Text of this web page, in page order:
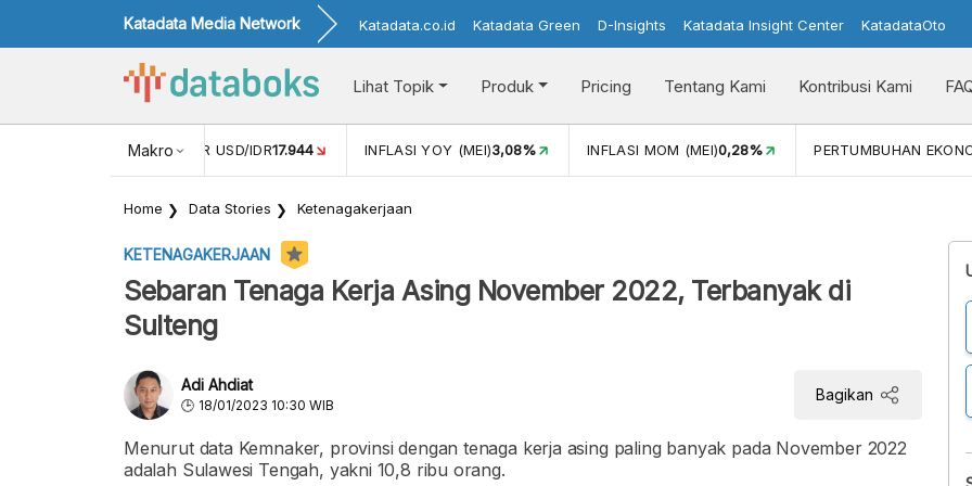
Katadata Media Network Katadata.co.id Katadata Green D-Insights Katadata Insight Center KatadataOto
Lihat Topik Produk Pricing Tentang Kami Kontribusi Kami
Makro
NILAI TUKAR USD/IDR17.944 INFLASI YOY (MEI)3,08% INFLASI MOM (MEI)0,28% PERTUMBUHAN
Home Data Stories Ketenagakerjaan
KETENAGAKERJAAN
Sebaran Tenaga Kerja Asing November 2022, Terbanyak di
Sulteng
Adi Ahdiat
18/01/2023 10:30 WIB
Bagikan
Menurut data Kemnaker, provinsi dengan tenaga kerja asing paling banyak pada November 2022
adalah Sulawesi Tengah, yakni 10,8 ribu orang.